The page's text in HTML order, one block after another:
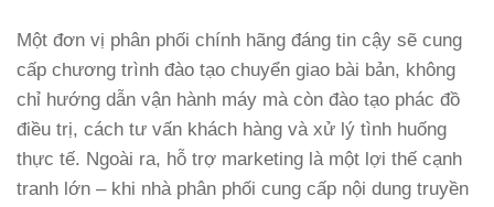
Một đơn vị phân phối chính hãng đáng tin cậy sẽ cung
cấp chương trình đào tạo chuyển giao bài bản, không
chỉ hướng dẫn vận hành máy mà còn đào tạo phác đồ
điều trị, cách tư vấn khách hàng và xử lý tình huống
thực tế. Ngoài ra, hỗ trợ marketing là một lợi thế cạnh
tranh lớn – khi nhà phân phối cung cấp nội dung truyền